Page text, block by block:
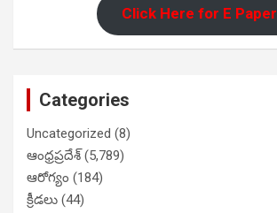
Click Here for E Paper
Categories
Uncategorized (8)
ఆంధ్రప్రదేశ్(5,789)
ఆరోగ్యం (184)
క్రీడలు (44)